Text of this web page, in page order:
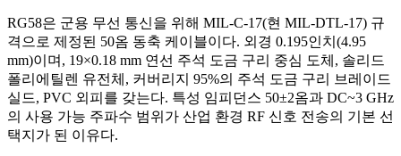
RG58은 군용 무선 통신을 위해 MIL-C-17(현 MIL-DTL-17) 규
격으로 제정된 50옴 동축 케이블이다. 외경 0.195인치(4.95
mm)이며, 19×0.18 mm 연선 주석 도금 구리 중심 도체, 솔리드
폴리에틸렌 유전체, 커버리지 95%의 주석 도금 구리 브레이드
실드, PVC 외피를 갖는다. 특성 임피던스 50±2옴과 DC~3 GHz
의 사용 가능 주파수 범위가 산업 환경 RF 신호 전송의 기본 선
택지가 된 이유다.